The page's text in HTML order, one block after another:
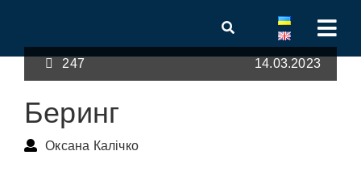
247 14.03.2023
Беринг
Оксана Калічко